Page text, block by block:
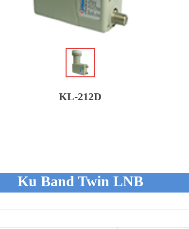
KL-212D
Ku Band Twin LNB